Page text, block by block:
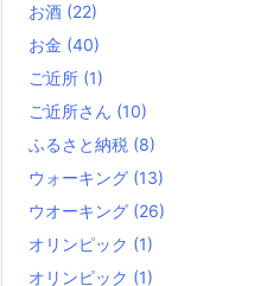
お酒 (22)
お金 (40)
ご近所 (1)
ご近所さん (10)
ふるさと納税 (8)
ウォーキング (13)
ウオーキング (26)
オリンピック (1)
オリンピック (1)